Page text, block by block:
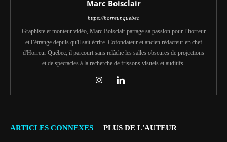
Marc Boisclair
https://horreur.quebec
Graphiste et monteur vidéo, Marc Boisclair partage sa passion pour l’horreur
et l’étrange depuis qu'il sait écrire. Cofondateur et ancien rédacteur en chef
d'Horreur Québec, il parcourt sans relâche les salles obscures de projections
et de spectacles à la recherche de frissons visuels et auditifs.
ARTICLES CONNEXES PLUS DE L'AUTEUR